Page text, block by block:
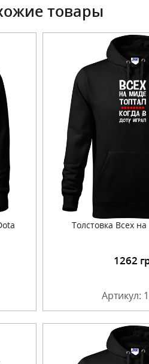
товары
Толстовка Всех
1262
Артикул: